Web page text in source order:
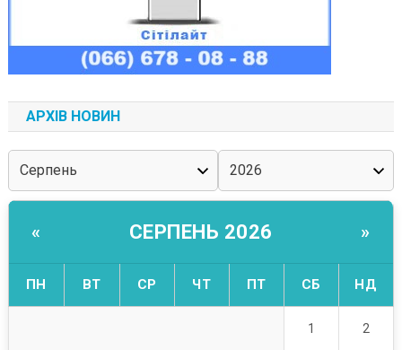
АРХІВ НОВИН
« СЕРПЕНЬ 2026 »
ПН ВТ СР ЧТ ПТ СБ НД
1 2